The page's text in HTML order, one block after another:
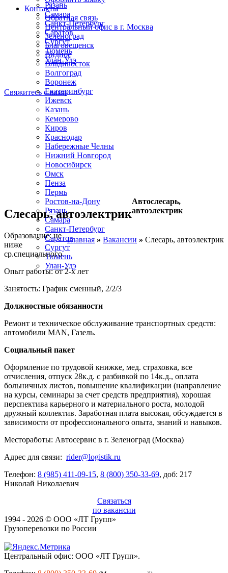
Рязань
Самара
Санкт-Петербург
Саратов
Сургут
Тюмень
Улан-Удэ
Свяжитесь с нами
Контакты
Обратная связь
Центральный офис в г. Москва
Зеленоград
Благовещенск
Видное
Владивосток
Волгоград
Воронеж
Екатеринбург
Ижевск
Казань
Кемерово
Киров
Краснодар
Набережные Челны
Нижний Новгород
Новосибирск
Омск
Пенза
Пермь
Ростов-на-Дону
Рязань
Самара
Санкт-Петербург
Саратов
Сургут
Тюмень
Улан-Удэ
Слесарь, автоэлектрик
Главная » Вакансии » Слесарь, автоэлектрик
Автослесарь,
автоэлектрик
Образование: не
ниже
ср.специального
Опыт работы: от 2-х лет
Занятость: График сменный, 2/2/3
Должностные обязанности
Ремонт и техническое обслуживание транспортных средств:
автомобили МАN, Газель.
Социальный пакет
Оформление по трудовой книжке, мед. страховка, все
отчисления, отпуск 28к.д. с разбивкой по 14к.д., оплата
больничных листов, повышение квалификации (направление
на курсы, семинары за счет средств предприятия), хорошая
перспектива карьерного и материального роста, молодой
дружный коллектив. Заработная плата высокая, обсуждается в
зависимости от профессионального опыта, знаний и навыков.
Местоработы: Автосервис в г. Зеленоград (Москва)
Адрес для связи: rider@logistik.ru
Телефон: 8 (985) 411-09-15, 8 (800) 350-33-69, доб: 217
Николай Николаевич
Связаться
по вакансии
1994 - 2026 © ООО «ЛТ Групп»
Грузоперевозки по России
Центральный офис: ООО «ЛТ Групп».